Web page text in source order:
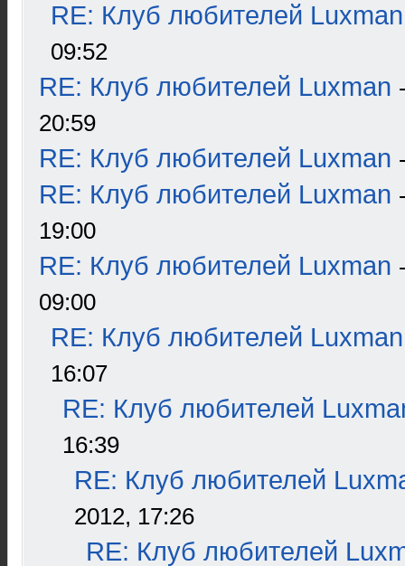
RE: Клуб любителей Luxman
09:52
RE: Клуб любителей Luxman
20:59
RE: Клуб любителей Luxman
RE: Клуб любителей Luxman
19:00
RE: Клуб любителей Luxman
09:00
RE: Клуб любителей Luxman
16:07
RE: Клуб любителей
16:39
RE: Клуб любителей
2012, 17:26
RE: Клуб любителей